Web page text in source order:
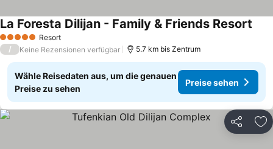
5 Sterne Resort
La Foresta Dilijan - Family & Friends Resort
/ Keine Rezensionen verfügbar 5.7 km bis Zentrum
Wähle Reisedaten aus, um die genauen
Preise zu sehen
Preise sehen
Teilen